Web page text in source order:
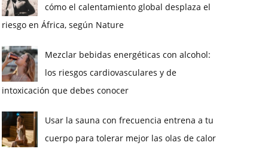
cómo el calentamiento global desplaza el
riesgo en África, según Nature
Mezclar bebidas energéticas con alcohol:
los riesgos cardiovasculares y de
intoxicación que debes conocer
Usar la sauna con frecuencia entrena a tu
cuerpo para tolerar mejor las olas de calor